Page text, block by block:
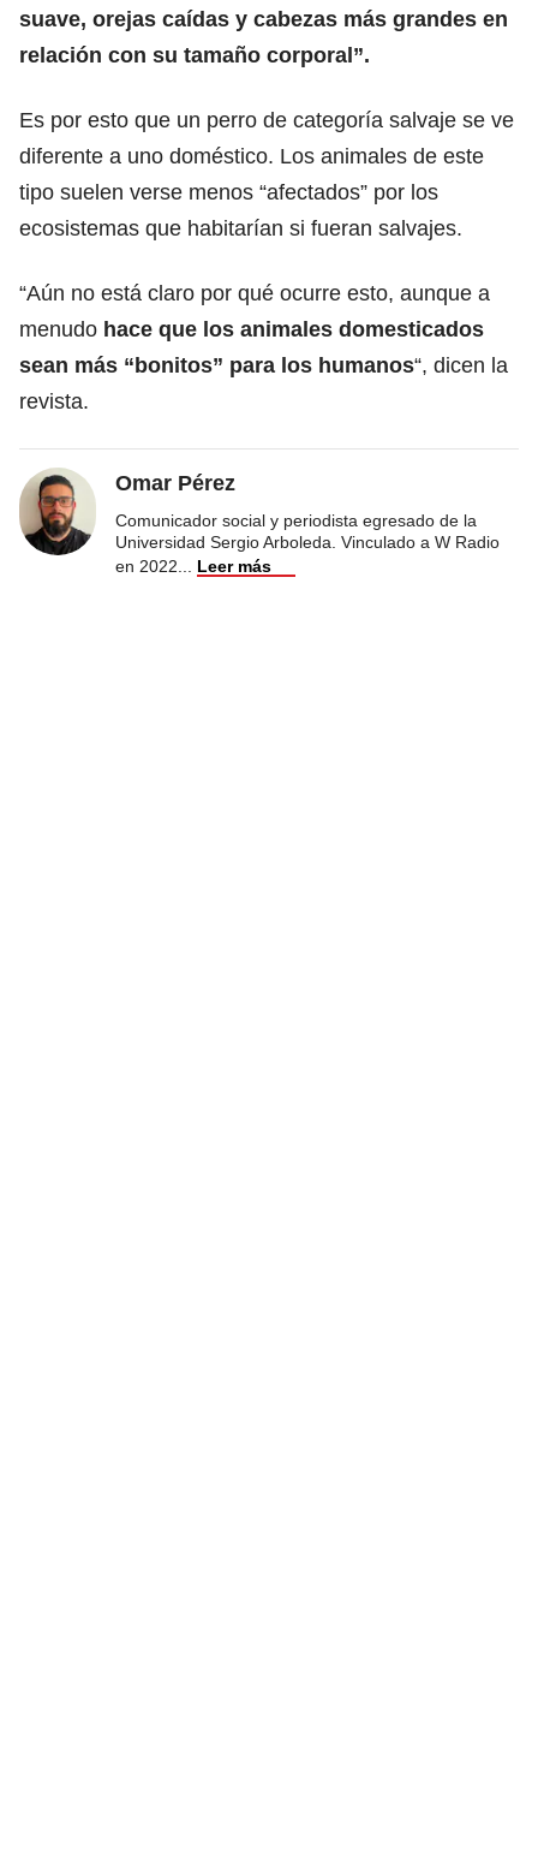
suave, orejas caídas y cabezas más grandes en
relación con su tamaño corporal”.
Es por esto que un perro de categoría salvaje se ve
diferente a uno doméstico. Los animales de este
tipo suelen verse menos “afectados” por los
ecosistemas que habitarían si fueran salvajes.
“Aún no está claro por qué ocurre esto, aunque a
menudo hace que los animales domesticados
sean más “bonitos” para los humanos“, dicen la
revista.
Omar Pérez
Comunicador social y periodista egresado de la
Universidad Sergio Arboleda. Vinculado a W Radio
en 2022
Leer más